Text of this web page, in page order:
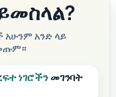
አሁንም አንድ ላይ
ነገሮችንመገንባት